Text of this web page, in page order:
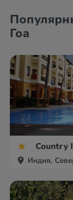
Гоа
Country
Индия,